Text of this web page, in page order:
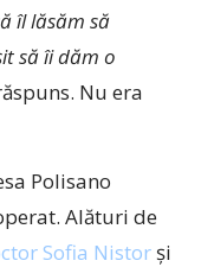
îl lăsăm să
să îi dăm o
Nu era
Alături de
Sofia Nistor şi